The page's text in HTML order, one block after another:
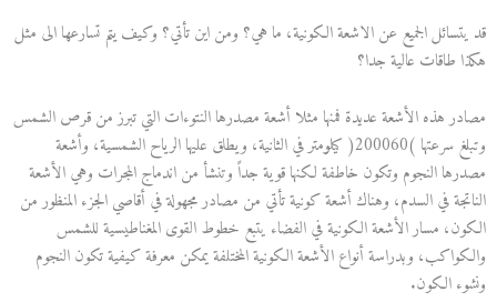
قد يتسائل الجميع عن الاشعة الكونية، ما هي؟ ومن اين تأتي؟ وكيف يتم تسارعها الى مثل
هكذا طاقات عالية جدا؟
مصادر هذه الأشعة عديدة فمنها مثلا أشعة مصدرها النتوءات التي تبرز من قرص الشمس
وتبلغ سرعتها )200060( كيلومتر في الثانية، ويطلق عليها الرياح الشمسية، وأشعة
مصدرها النجوم وتكون خاطفة لكنها قوية جداً وتنشأ من اندماج المجرات وهي الأشعة
الناتجة في السدم، وهناك أشعة كونية تأتي من مصادر مجهولة في أقاصي الجزء المنظور من
الكون، مسار الأشعة الكونية في الفضاء يتبع خطوط القوى المغناطيسية للشمس
والكواكب، وبدراسة أنواع الأشعة الكونية المختلفة يمكن معرفة كيفية تكون النجوم
ونشوء الكون.